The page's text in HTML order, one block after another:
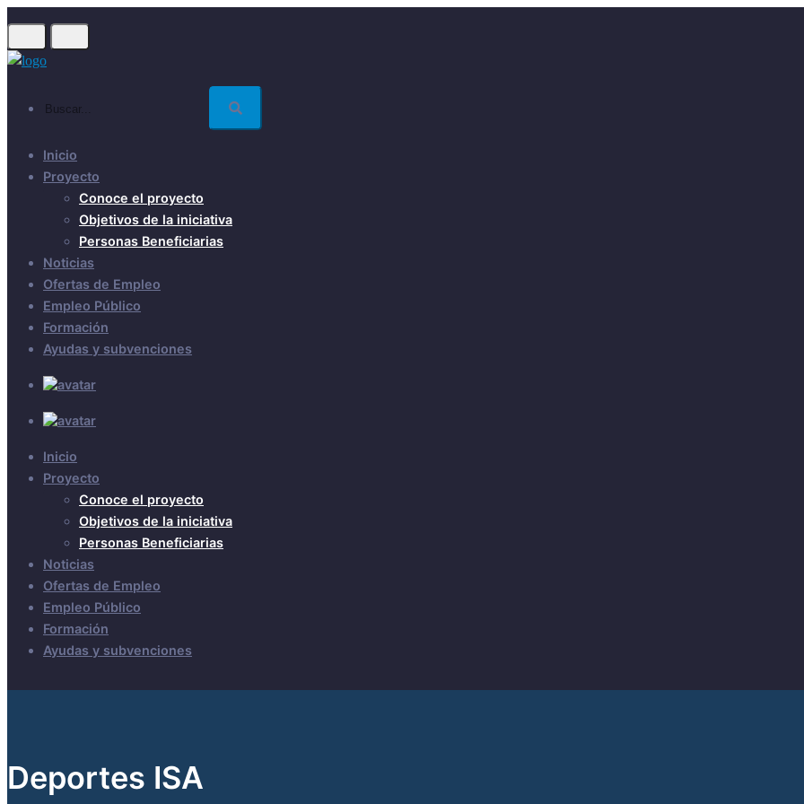
main
Inicio
Proyecto
Conoce el proyecto
Objetivos de la iniciativa
Personas Beneficiarias
Noticias
Ofertas de Empleo
Empleo Público
Formación
Ayudas y subvenciones
Inicio
Proyecto
Conoce el proyecto
Objetivos de la iniciativa
Personas Beneficiarias
Noticias
Ofertas de Empleo
Empleo Público
Formación
Ayudas y subvenciones
Deportes ISA